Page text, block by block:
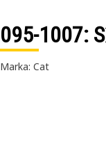
095-1007:
Marka: Cat